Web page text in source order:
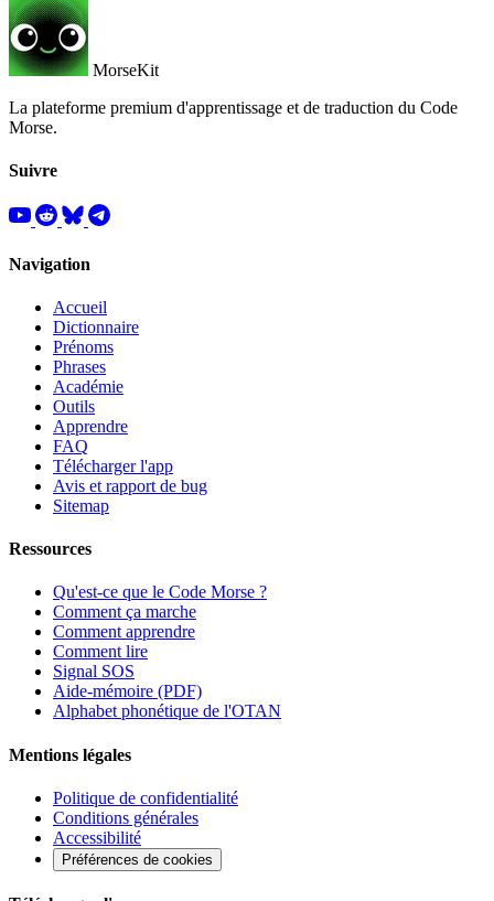
MorseKit
La plateforme premium d'apprentissage et de traduction du Code
Morse.
Suivre
Navigation
Accueil
Dictionnaire
Prénoms
Phrases
Académie
Outils
Apprendre
FAQ
Télécharger l'app
Avis et rapport de bug
Sitemap
Ressources
Qu'est-ce que le Code Morse ?
Comment ça marche
Comment apprendre
Comment lire
Signal SOS
Aide-mémoire (PDF)
Alphabet phonétique de l'OTAN
Mentions légales
Politique de confidentialité
Conditions générales
Accessibilité
Préférences de cookies